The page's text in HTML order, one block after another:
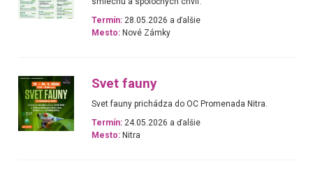
Termín: 28.05.2026 a ďalšie
Mesto: Nové Zámky
Svet fauny
Svet fauny prichádza do OC Promenada Nitra.
Termín: 24.05.2026 a ďalšie
Mesto: Nitra